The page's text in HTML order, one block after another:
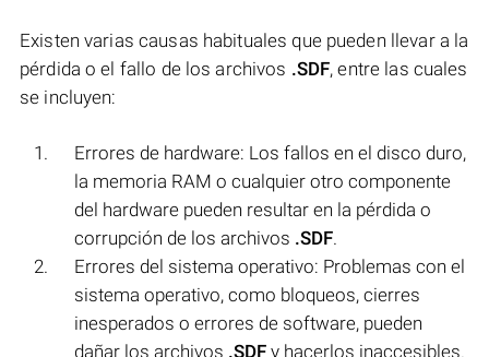
Existen varias causas habituales que pueden llevar a la
pérdida o el fallo de los archivos .SDF, entre las cuales
se incluyen:
Errores de hardware: Los fallos en el disco duro,
la memoria RAM o cualquier otro componente
del hardware pueden resultar en la pérdida o
corrupción de los archivos .SDF.
Errores del sistema operativo: Problemas con el
sistema operativo, como bloqueos, cierres
inesperados o errores de software, pueden
dañar los archivos .SDF y hacerlos inaccesibles.